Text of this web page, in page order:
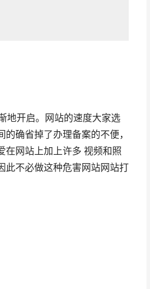
开启。网站的速度大家选
确省掉了办理备案的不便，
在网站上加上许多 视频和照
此不必做这种危害网站网站打